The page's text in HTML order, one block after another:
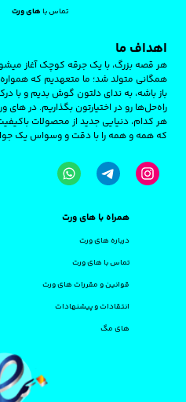
تماس باهای ورت
اهداف ما
هر قصه‌ بزرگ، با یک جرقه‌ کوچک آغاز
همگانی متولد شد؛ ما متعهدیم که
باز باشه، به ندای دلتون گوش بدیم و با
راه‌حل‌ها رو در اختیارتون بگذاریم. در
هر کدام، دنیایی جدید از محصولات
که همه و همه را با دقت و وسواس یک
همراه با های ورت
درباره های ورت
تماس با های ورت
قوانین و مقررات های ورت
انتقادات و پیشنهادات
های مگ